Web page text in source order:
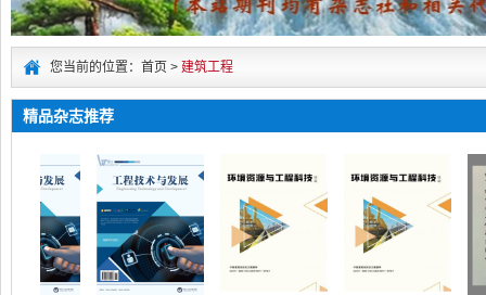
您当前的位置：首页 > 建筑工程
精品杂志推荐